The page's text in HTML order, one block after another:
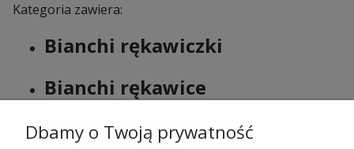
Kategoria zawiera:
Bianchi rękawiczki
Bianchi rękawice
rękawice Bianchi
Dbamy o Twoją prywatność